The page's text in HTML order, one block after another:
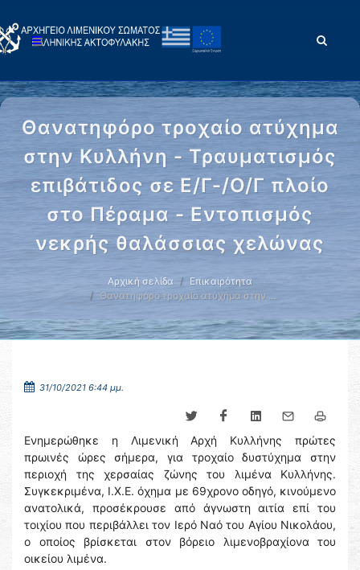
Θανατηφόρο τροχαίο ατύχημα
στην Κυλλήνη - Τραυματισμός
επιβάτιδος σε Ε/Γ-/O/Γ πλοίο
στο Πέραμα - Εντοπισμός
νεκρής θαλάσσιας χελώνας
Αρχική σελίδα
Επικαιρότητα
Θανατηφόρο τροχαίο ατύχημα στην …
31/10/2021 6:44 μμ.
Ενημερώθηκε η Λιμενική Αρχή Κυλλήνης πρώτες
πρωινές ώρες σήμερα, για τροχαίο δυστύχημα στην
περιοχή της χερσαίας ζώνης του λιμένα Κυλλήνης.
Συγκεκριμένα, Ι.Χ.Ε. όχημα με 69χρονο οδηγό, κινούμενο
ανατολικά, προσέκρουσε από άγνωστη αιτία επί του
τοιχίου που περιβάλλει τον Ιερό Ναό του Αγίου Νικολάου,
ο οποίος βρίσκεται στον βόρειο λιμενοβραχίονα του
οικείου λιμένα.